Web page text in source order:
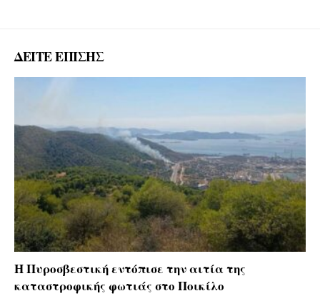
ΔΕΙΤΕ ΕΠΙΣΗΣ
Η Πυροσβεστική εντόπισε την αιτία της
καταστροφικής φωτιάς στο Ποικίλο